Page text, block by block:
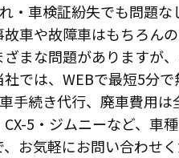
・車検証紛失でも問題
車や故障車はもちろん
まな問題がありますが
では、WEBで最短5分
続き代行、廃車費用は
5・ジムニーなど、車
お気軽にお問い合わせく